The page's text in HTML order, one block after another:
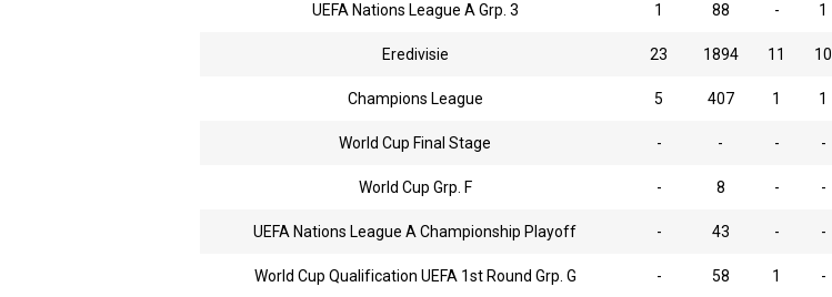
UEFA Nations League A Grp. 3 1 88 - 1
Eredivisie 23 1894 11 10
Champions League 5 407 1 1
World Cup Final Stage - - - -
World Cup Grp. F - 8 - -
UEFA Nations League A Championship Playoff - 43 - -
World Cup Qualification UEFA 1st Round Grp. G - 58 1 -